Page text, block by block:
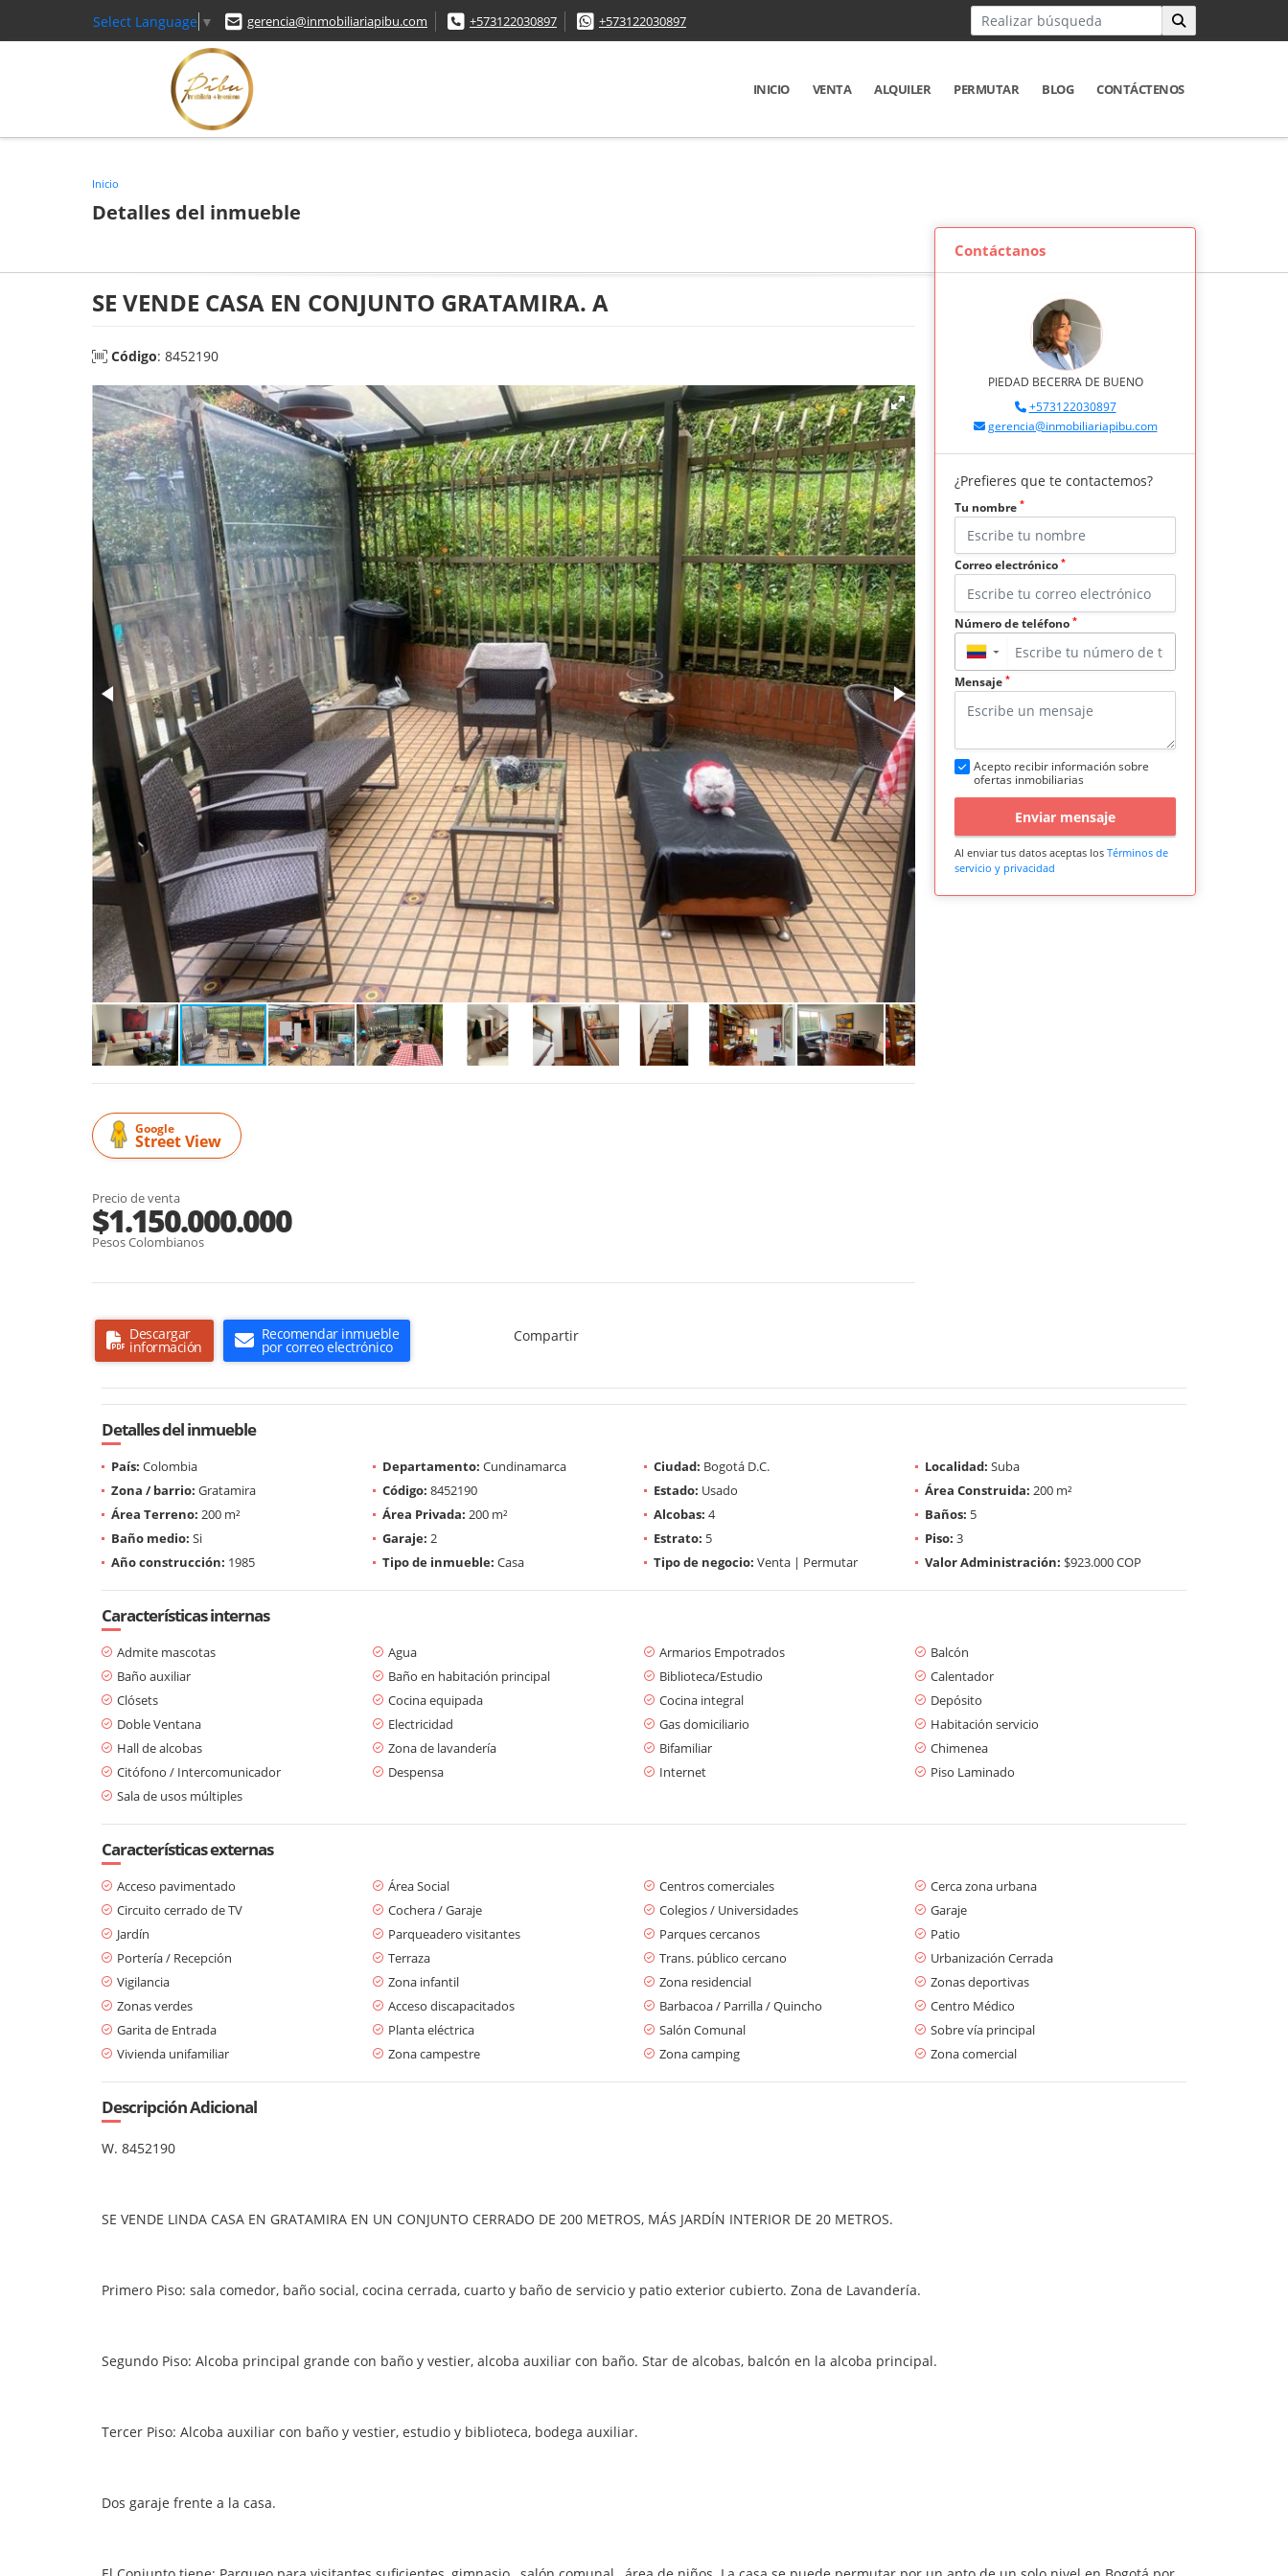
Select Language ▼ gerencia@inmobiliariapibu.com +573122030897 +573122030897
INICIO VENTA ALQUILER PERMUTAR BLOG CONTÁCTENOS
Inicio
Detalles del inmueble
SE VENDE CASA EN CONJUNTO GRATAMIRA. A
Código: 8452190
Google
Street View
Precio de venta
$1.150.000.000
Pesos Colombianos
Descargar
información
Recomendar inmueble
por correo electrónico
Compartir
Contáctanos
PIEDAD BECERRA DE BUENO
+573122030897
gerencia@inmobiliariapibu.com
¿Prefieres que te contactemos?
Tu nombre *
Correo electrónico *
Número de teléfono *
▼
Mensaje *
Acepto recibir información sobre
ofertas inmobiliarias
Enviar mensaje
Al enviar tus datos aceptas los Términos de
servicio y privacidad
Detalles del inmueble
País: Colombia Departamento: Cundinamarca Ciudad: Bogotá D.C. Localidad: Suba
Zona / barrio: Gratamira Código: 8452190 Estado: Usado Área Construida: 200 m²
Área Terreno: 200 m² Área Privada: 200 m² Alcobas: 4 Baños: 5
Baño medio: Si Garaje: 2 Estrato: 5 Piso: 3
Año construcción: 1985 Tipo de inmueble: Casa Tipo de negocio: Venta | Permutar Valor Administración: $923.000 COP
Características internas
Admite mascotas Agua Armarios Empotrados
Balcón
Baño auxiliar
Baño en habitación principal Biblioteca/Estudio
Calentador
Clósets
Cocina equipada Cocina integral
Depósito
Doble Ventana
Electricidad Gas domiciliario
Habitación servicio
Hall de alcobas
Zona de lavandería Bifamiliar
Chimenea
Citófono / Intercomunicador
Despensa Internet
Piso Laminado
Sala de usos múltiples
Características externas
Acceso pavimentado Área Social Centros comerciales
Cerca zona urbana
Circuito cerrado de TV
Cochera / Garaje Colegios / Universidades
Garaje
Jardín
Parqueadero visitantes Parques cercanos
Patio
Portería / Recepción
Terraza Trans. público cercano
Urbanización Cerrada
Vigilancia
Zona infantil Zona residencial
Zonas deportivas
Zonas verdes
Acceso discapacitados Barbacoa / Parrilla / Quincho
Centro Médico
Garita de Entrada
Planta eléctrica Salón Comunal
Sobre vía principal
Vivienda unifamiliar
Zona campestre Zona camping Zona comercial
Descripción Adicional
W. 8452190
SE VENDE LINDA CASA EN GRATAMIRA EN UN CONJUNTO CERRADO DE 200 METROS, MÁS JARDÍN INTERIOR DE 20 METROS.
Primero Piso: sala comedor, baño social, cocina cerrada, cuarto y baño de servicio y patio exterior cubierto. Zona de Lavandería.
Segundo Piso: Alcoba principal grande con baño y vestier, alcoba auxiliar con baño. Star de alcobas, balcón en la alcoba principal.
Tercer Piso: Alcoba auxiliar con baño y vestier, estudio y biblioteca, bodega auxiliar.
Dos garaje frente a la casa.